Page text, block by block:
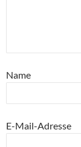
Name
E-Mail-Adresse